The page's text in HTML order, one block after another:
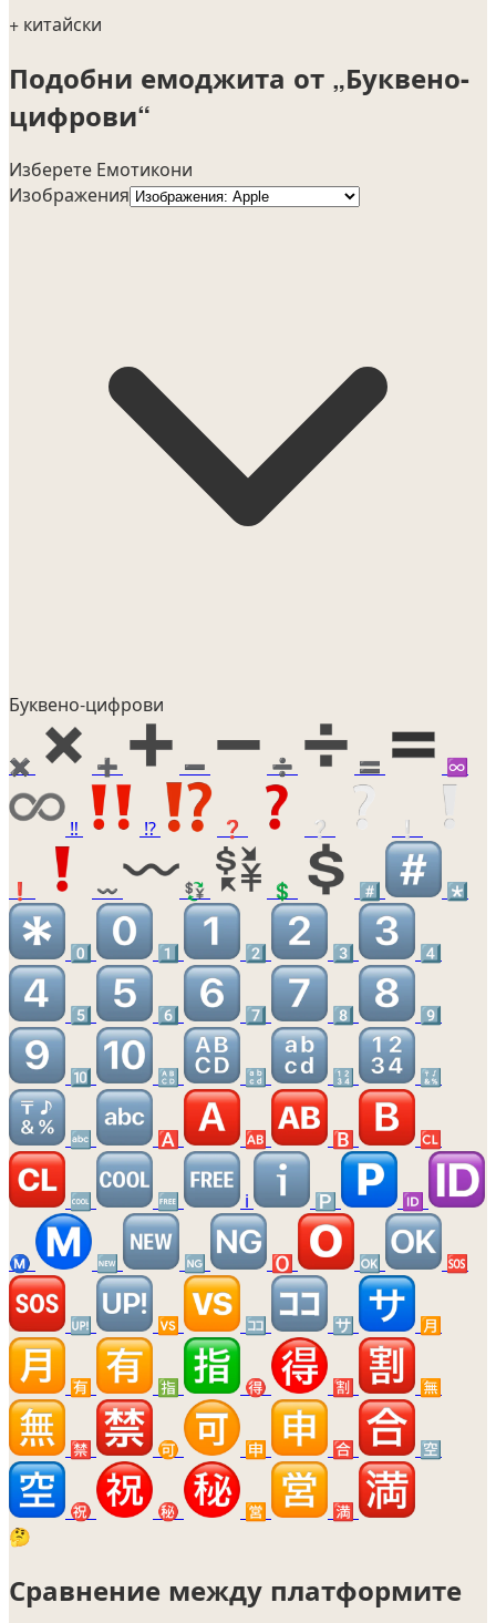
+ китайски
Подобни емоджита от „Буквено-
цифрови“
Изберете Емотикони
Изображения
Буквено-цифрови
✖️ ➕ ➖ ➗ 🟰 ♾️
‼️ ⁉️ ❓ ❔ ❕
❗ 〰️ 💱 💲 #️⃣ *️⃣
0️⃣ 1️⃣ 2️⃣ 3️⃣ 4️⃣
5️⃣ 6️⃣ 7️⃣ 8️⃣ 9️⃣
🔟 🔠 🔡 🔢 🔣
🔤 🅰️ 🆎 🅱️ 🆑
🆒 🆓 ℹ️ 🅿️ 🆔
Ⓜ️ 🆕 🆖 🅾️ 🆗 🆘
🆙 🆚 🈁 🈂️ 🈷️
🈶 🈯 🉐 🈹 🈚
🈲 🉑 🈸 🈴 🈳
㊗️ ㊙️ 🈺
🈵
🤔
Сравнение между платформите